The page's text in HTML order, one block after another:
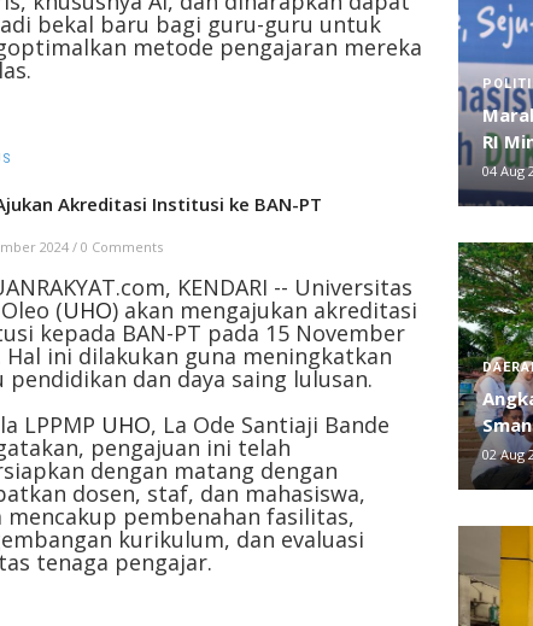
bekal baru bagi guru-guru untuk
metode pengajaran mereka
Akreditasi Institusi ke BAN-PT
2024 / 0 Comments
KENDARI -- Universitas
(UHO) akan mengajukan akreditasi
kepada BAN-PT pada 15 November
Hal ini dilakukan guna meningkatkan
pendidikan dan daya saing lulusan.
LPPMP UHO, La Ode Santiaji Bande
pengajuan ini telah
dengan matang dengan
dosen, staf, dan mahasiswa,
mencakup pembenahan fasilitas,
kurikulum, dan evaluasi
tenaga pengajar.
RI
04 Aug
02 Aug